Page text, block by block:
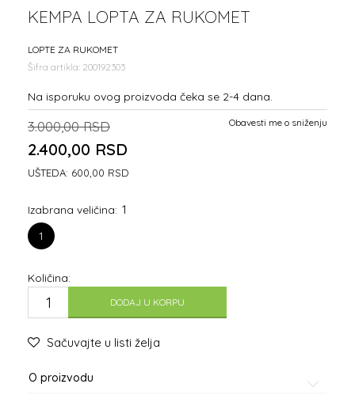
KEMPA LOPTA ZA RUKOMET
LOPTE ZA RUKOMET
Šifra artikla: 200192303
Na isporuku ovog proizvoda čeka se 2-4 dana.
3.000,00 RSD
2.400,00 RSD
UŠTEDA: 600,00 RSD
Obavesti me o sniženju
Izabrana veličina: 1
1
Količina:
DODAJ U KORPU
Sačuvajte u listi želja
O proizvodu